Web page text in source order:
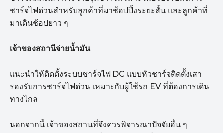
ชาร์จไฟด่วนสำหรับลูกค้าที่มาช้อปปิ้งระยะสั้น และลูกค้าที่
มาเดินช้อปยาว ๆ
เจ้าของสถานีจ่ายน้ำมัน
แนะนำให้ติดตั้งระบบชาร์จไฟ DC แบบหัวชาร์จติดตั้งเสา
รองรับการชาร์จไฟด่วน เหมาะกับผู้ใช้รถ EV ที่ต้องการเดิน
ทางไกล
นอกจากนี้ เจ้าของสถานที่จึงควรพิจารณาปัจจัยอื่น ๆ